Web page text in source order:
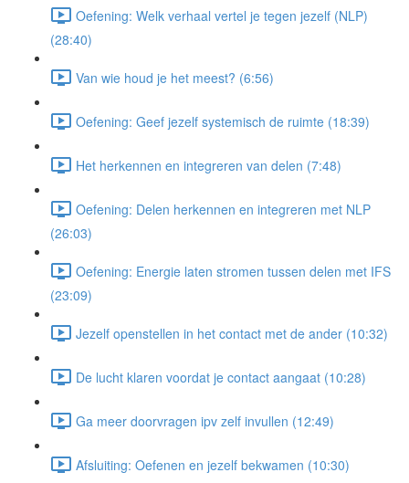
Oefening: Welk verhaal vertel je tegen jezelf (NLP)
(28:40)
Van wie houd je het meest? (6:56)
Oefening: Geef jezelf systemisch de ruimte (18:39)
Het herkennen en integreren van delen (7:48)
Oefening: Delen herkennen en integreren met NLP
(26:03)
Oefening: Energie laten stromen tussen delen met IFS
(23:09)
Jezelf openstellen in het contact met de ander (10:32)
De lucht klaren voordat je contact aangaat (10:28)
Ga meer doorvragen ipv zelf invullen (12:49)
Afsluiting: Oefenen en jezelf bekwamen (10:30)